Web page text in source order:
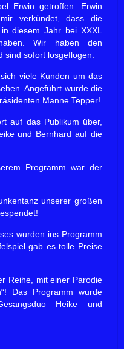
Erwin getroffen. Erwin
verkündet, dass die
diesem Jahr bei XXXL
Wir haben den
sind sofort losgeflogen.
viele Kunden um das
Angeführt wurde die
Manne Tepper!
auf das Publikum über,
und Bernhard auf die
Programm war der
unserer großen
wurden ins Programm
gab es tolle Preise
Reihe, mit einer Parodie
Das Programm wurde
Heike und